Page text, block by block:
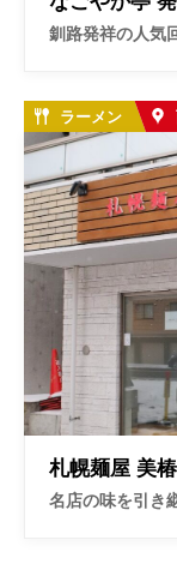
釧路発祥の人気
ラーメン
札幌麺屋 美椿
名店の味を引き